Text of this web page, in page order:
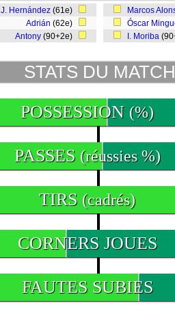
J. Hernández (61e)
Adrián (62e)
Antony (90+2e)
Marcos
Óscar
I. Moriba
STATS DU MATCH
POSSESSION (%)
PASSES (réussies %)
TIRS (cadrés)
CORNERS JOUES
FAUTES SUBIES